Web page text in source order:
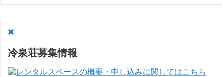
冷泉荘募集情報